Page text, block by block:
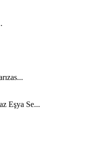
Eşya Se...